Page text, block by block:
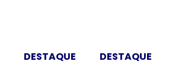
DESTAQUE DESTAQUE